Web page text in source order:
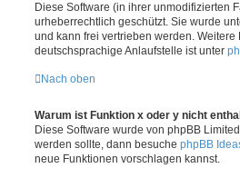
Diese Software (in ihrer unmodifizierten
urheberrechtlich geschützt. Sie wurde
und kann frei vertrieben werden. Weitere
deutschsprachige Anlaufstelle ist unter
Nach oben
Warum ist Funktion x oder y nicht
Diese Software wurde von phpBB
werden sollte, dann besuche phpBB
neue Funktionen vorschlagen kannst.